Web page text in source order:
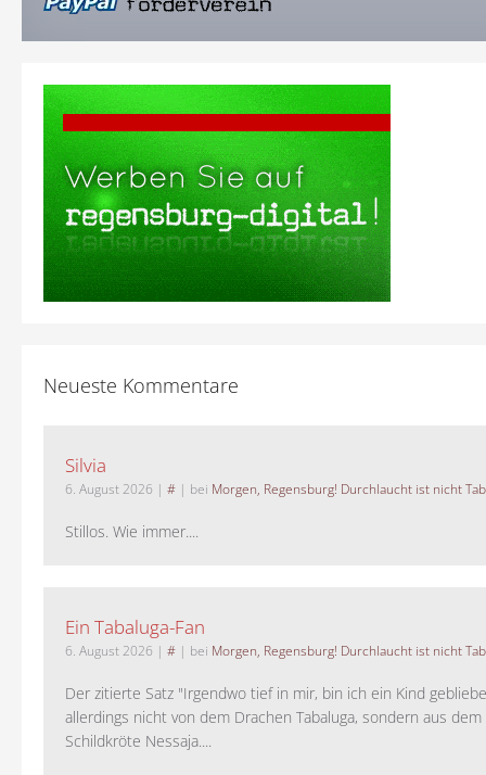
Neueste Kommentare
Silvia
6. August 2026 | # | bei Morgen, Regensburg! Durchlaucht ist nicht
Stillos. Wie immer....
Ein Tabaluga-Fan
6. August 2026 | # | bei Morgen, Regensburg! Durchlaucht ist nicht
Der zitierte Satz "Irgendwo tief in mir, bin ich ein Kind
allerdings nicht von dem Drachen Tabaluga, sondern aus
Schildkröte Nessaja....